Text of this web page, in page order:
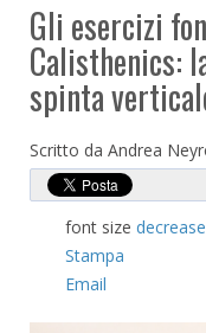
Gli esercizi
Calisthenics:
spinta
Scritto da Andrea
font size
Stampa
Email